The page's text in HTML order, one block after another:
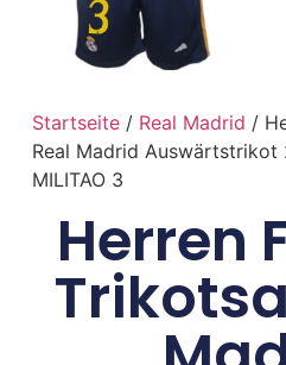
Startseite/ Real Madrid /
Real Madrid
MILITAO 3
Herren